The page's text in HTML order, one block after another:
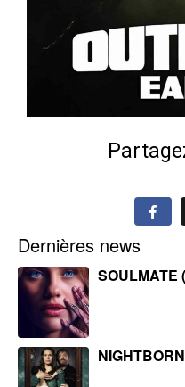
Dernières news
SOULMATE